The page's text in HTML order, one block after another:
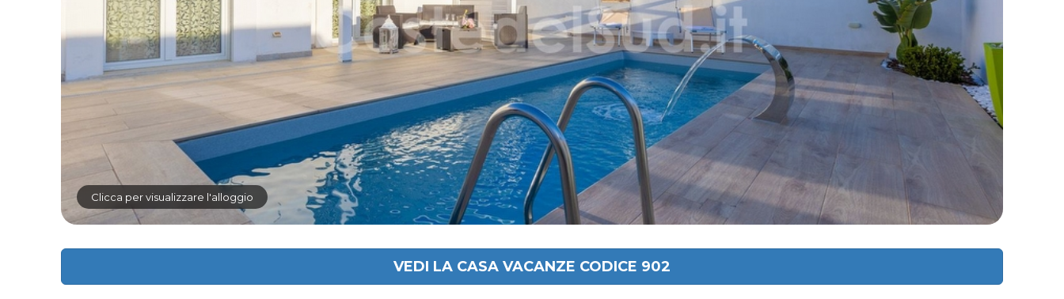
Clicca per visualizzare l'alloggio
VEDI LA CASA VACANZE CODICE 902